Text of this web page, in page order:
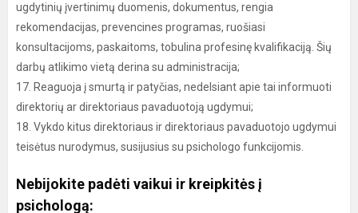
ugdytinių įvertinimų duomenis, dokumentus, rengia
rekomendacijas, prevencines programas, ruošiasi
konsultacijoms, paskaitoms, tobulina profesinę kvalifikaciją. Šių
darbų atlikimo vietą derina su administracija;
17. Reaguoja į smurtą ir patyčias, nedelsiant apie tai informuoti
direktorių ar direktoriaus pavaduotoją ugdymui;
18. Vykdo kitus direktoriaus ir direktoriaus pavaduotojo ugdymui
teisėtus nurodymus, susijusius su psichologo funkcijomis.
Nebijokite padėti vaikui ir kreipkitės į
psichologą: